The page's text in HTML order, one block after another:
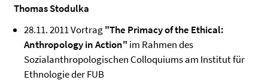
Thomas Stodulka
28.11. 2011 Vortrag"The Primacy of the Ethical:
Anthropology in Action" im Rahmen des
Sozialanthropologischen Colloquiums am Institut für
Ethnologie der FUB